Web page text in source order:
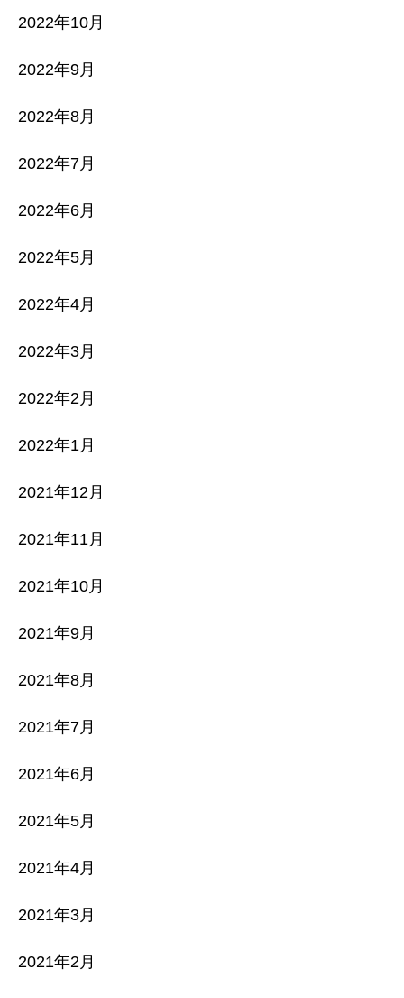
2022年10月
2022年9月
2022年8月
2022年7月
2022年6月
2022年5月
2022年4月
2022年3月
2022年2月
2022年1月
2021年12月
2021年11月
2021年10月
2021年9月
2021年8月
2021年7月
2021年6月
2021年5月
2021年4月
2021年3月
2021年2月